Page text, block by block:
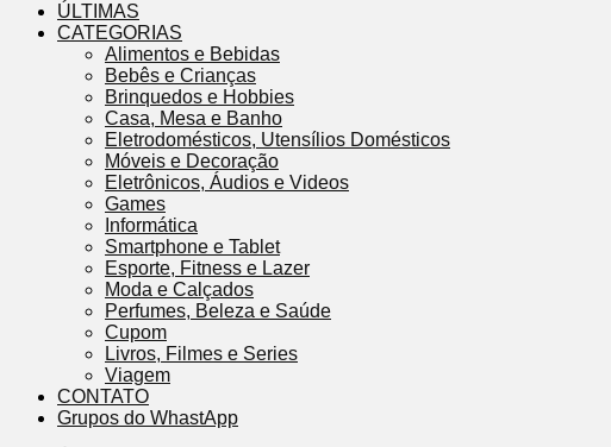
ÚLTIMAS
CATEGORIAS
Alimentos e Bebidas
Bebês e Crianças
Brinquedos e Hobbies
Casa, Mesa e Banho
Eletrodomésticos, Utensílios Domésticos
Móveis e Decoração
Eletrônicos, Áudios e Videos
Games
Informática
Smartphone e Tablet
Esporte, Fitness e Lazer
Moda e Calçados
Perfumes, Beleza e Saúde
Cupom
Livros, Filmes e Series
Viagem
CONTATO
Grupos do WhastApp